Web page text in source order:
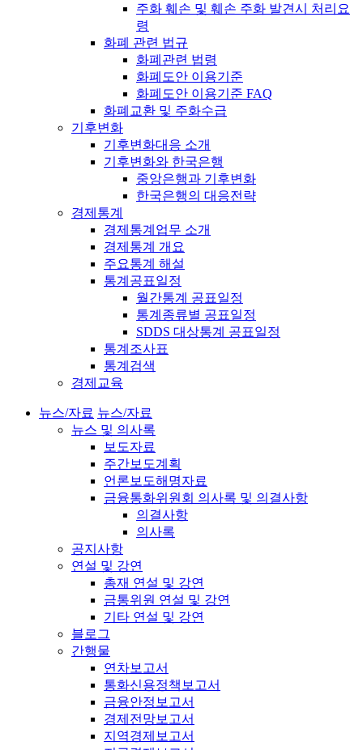
주화 훼손 및 훼손 주화 발견시 처리요
령
화폐 관련 법규
화폐관련 법령
화폐도안 이용기준
화폐도안 이용기준 FAQ
화폐교환 및 주화수급
기후변화
기후변화대응 소개
기후변화와 한국은행
중앙은행과 기후변화
한국은행의 대응전략
경제통계
경제통계업무 소개
경제통계 개요
주요통계 해설
통계공표일정
월간통계 공표일정
통계종류별 공표일정
SDDS 대상통계 공표일정
통계조사표
통계검색
경제교육
뉴스/자료 뉴스/자료
뉴스 및 의사록
보도자료
주간보도계획
언론보도해명자료
금융통화위원회 의사록 및 의결사항
의결사항
의사록
공지사항
연설 및 강연
총재 연설 및 강연
금통위원 연설 및 강연
기타 연설 및 강연
블로그
간행물
연차보고서
통화신용정책보고서
금융안정보고서
경제전망보고서
지역경제보고서